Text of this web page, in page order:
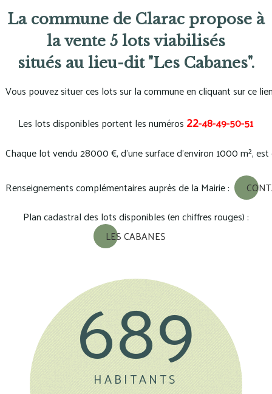
La commune de Clarac propose à
la vente 5 lots viabilisés
situés au lieu-dit "Les Cabanes".
Vous pouvez situer ces lots sur la commune en cliquant sur ce
Les lots disponibles portent les numéros 22-48-49-50-51
Chaque lot vendu 28000 €, d'une surface d'environ 1000 m²,
Renseignements complémentaires auprès de la Mairie :
Plan cadastral des lots disponibles (en chiffres rouges) :
LES CABANES
689
HABITANTS